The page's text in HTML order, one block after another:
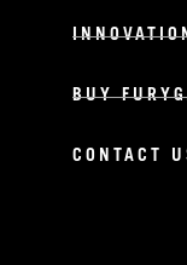
BUY
CONTACT